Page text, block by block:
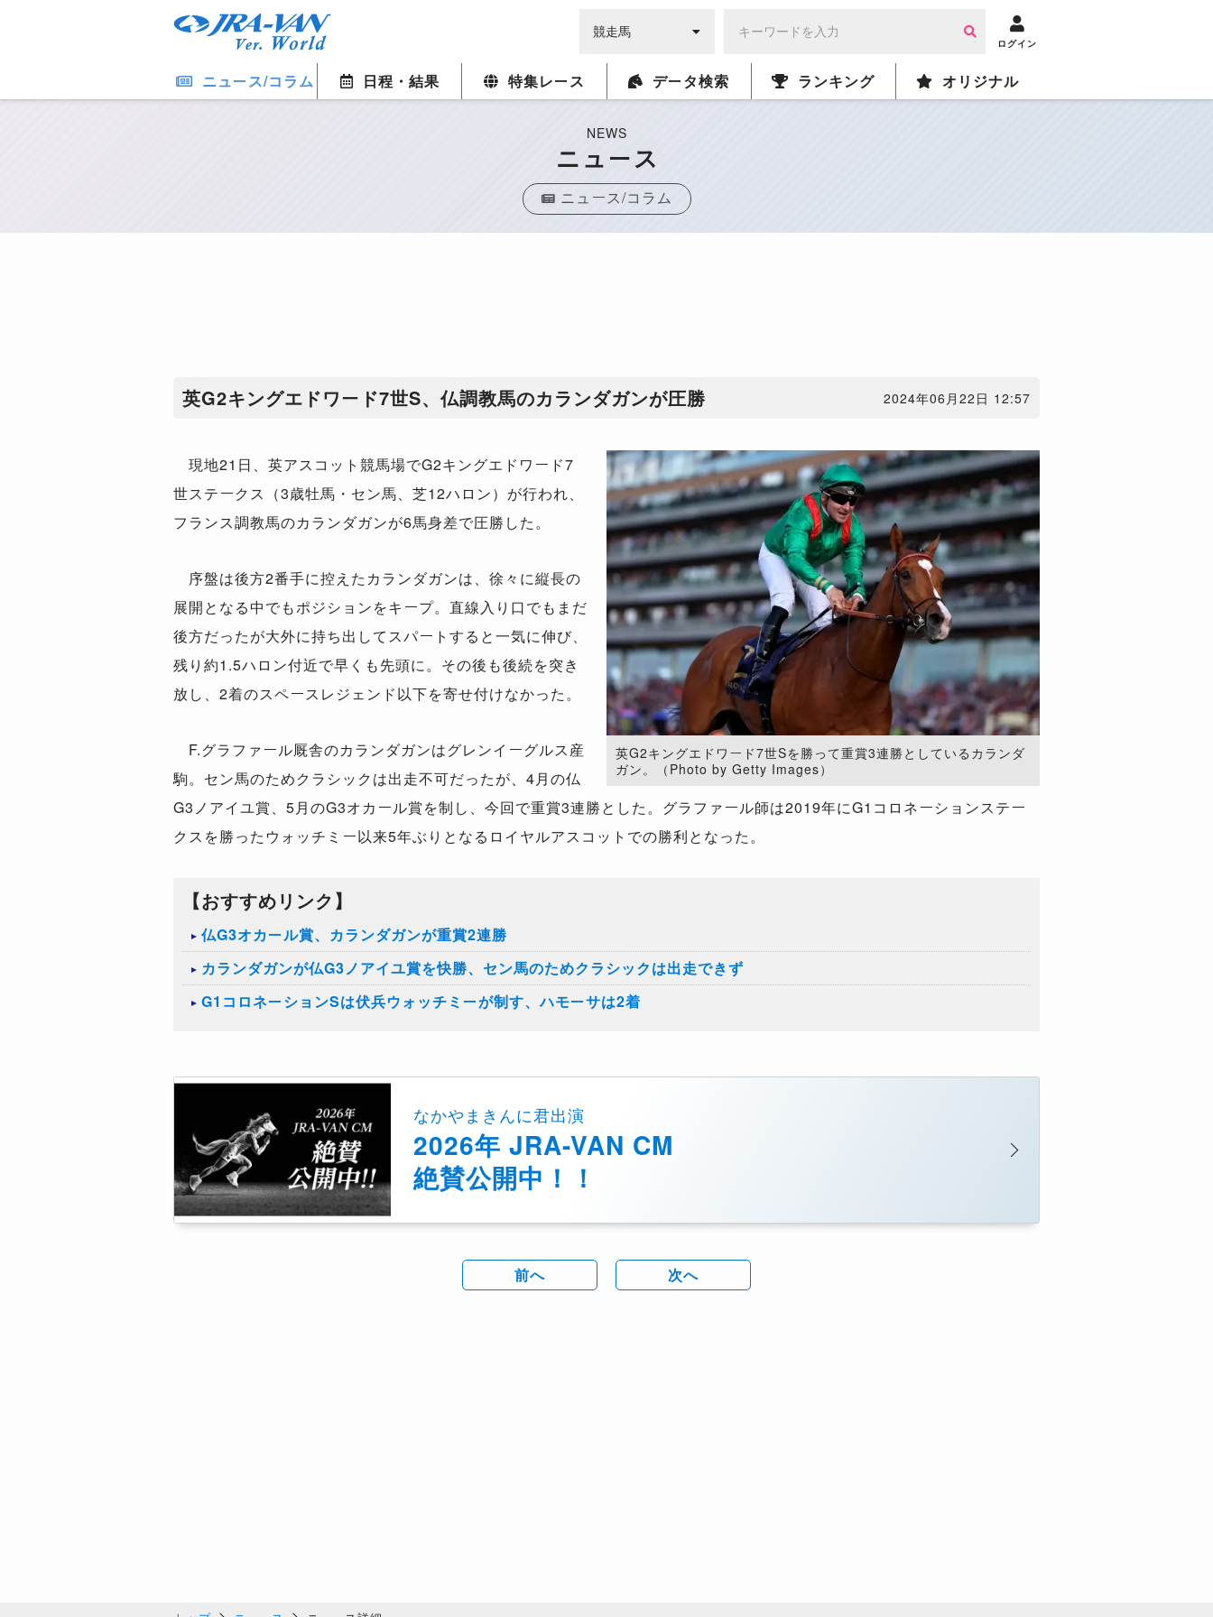
ログイン
ニュース/コラム 日程・結果 特集レース データ検索 ランキング オリジナル
NEWS
ニュース
ニュース/コラム
英G2キングエドワード7世S、仏調教馬のカランダガンが圧勝 2024年06月22日 12:57
英G2キングエドワード7世Sを勝って重賞3連勝としているカランダ
ガン。（Photo by Getty Images）
現地21日、英アスコット競馬場でG2キングエドワード7
世ステークス（3歳牡馬・セン馬、芝12ハロン）が行われ、
フランス調教馬のカランダガンが6馬身差で圧勝した。
序盤は後方2番手に控えたカランダガンは、徐々に縦長の
展開となる中でもポジションをキープ。直線入り口でもまだ
後方だったが大外に持ち出してスパートすると一気に伸び、
残り約1.5ハロン付近で早くも先頭に。その後も後続を突き
放し、2着のスペースレジェンド以下を寄せ付けなかった。
F.グラファール厩舎のカランダガンはグレンイーグルス産
駒。セン馬のためクラシックは出走不可だったが、4月の仏
G3ノアイユ賞、5月のG3オカール賞を制し、今回で重賞3連勝とした。グラファール師は2019年にG1コロネーションステー
クスを勝ったウォッチミー以来5年ぶりとなるロイヤルアスコットでの勝利となった。
【おすすめリンク】
仏G3オカール賞、カランダガンが重賞2連勝
カランダガンが仏G3ノアイユ賞を快勝、セン馬のためクラシックは出走できず
G1コロネーションSは伏兵ウォッチミーが制す、ハモーサは2着
なかやまきんに君出演
2026年 JRA-VAN CM
絶賛公開中！！
前へ 次へ